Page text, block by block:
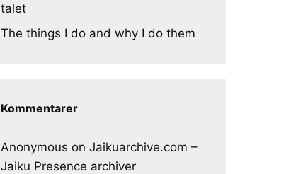
talet
The things I do and why I do them
Kommentarer
Anonymous on Jaikuarchive.com –
Jaiku Presence archiver